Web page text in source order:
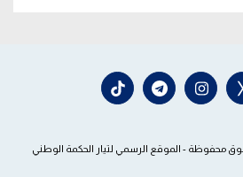
الموقع الرسمي لتيار الحكمة الوطني